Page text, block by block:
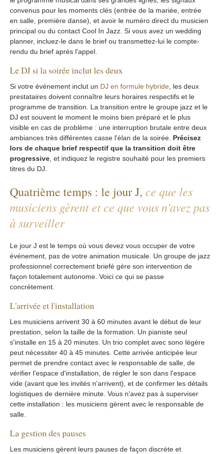
convenus pour les moments clés (entrée de la mariée, entrée
en salle, première danse), et avoir le numéro direct du musicien
principal ou du contact Cool In Jazz. Si vous avez un wedding
planner, incluez-le dans le brief ou transmettez-lui le compte-
rendu du brief après l'appel.
Le DJ si la soirée inclut les deux
Si votre événement inclut un DJ en formule hybride, les deux
prestataires doivent connaître leurs horaires respectifs et le
programme de transition. La transition entre le groupe jazz et le
DJ est souvent le moment le moins bien préparé et le plus
visible en cas de problème : une interruption brutale entre deux
ambiances très différentes casse l'élan de la soirée. Précisez
lors de chaque brief respectif que la transition doit être
progressive, et indiquez le registre souhaité pour les premiers
titres du DJ.
Quatrième temps : le jour J, ce que les
musiciens gèrent et ce que vous n'avez pas
à surveiller
Le jour J est le temps où vous devez vous occuper de votre
événement, pas de votre animation musicale. Un groupe de jazz
professionnel correctement briefé gère son intervention de
façon totalement autonome. Voici ce qui se passe
concrètement.
L'arrivée et l'installation
Les musiciens arrivent 30 à 60 minutes avant le début de leur
prestation, selon la taille de la formation. Un pianiste seul
s'installe en 15 à 20 minutes. Un trio complet avec sono légère
peut nécessiter 40 à 45 minutes. Cette arrivée anticipée leur
permet de prendre contact avec le responsable de salle, de
vérifier l'espace d'installation, de régler le son dans l'espace
vide (avant que les invités n'arrivent), et de confirmer les détails
logistiques de dernière minute. Vous n'avez pas à superviser
cette installation : les musiciens gèrent avec le responsable de
salle.
La gestion des pauses
Les musiciens gèrent leurs pauses de façon discrète et